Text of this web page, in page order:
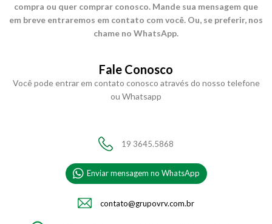
compra ou quer comprar conosco. Mande sua mensagem que
em breve entraremos em contato com você. Ou, se preferir, nos
chame no WhatsApp.
Fale Conosco
Você pode entrar em contato conosco através do nosso telefone
ou Whatsapp
19 3645.5868
Enviar mensagem no WhatsApp
contato@grupovrv.com.br